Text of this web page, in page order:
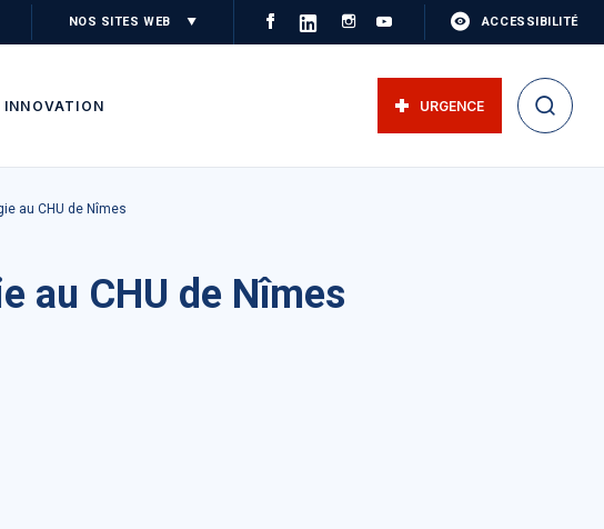
INNOVATION
NOS SITES WEB ACCESSIBILITÉ
URGENCE
au CHU de Nîmes
au CHU de Nîmes